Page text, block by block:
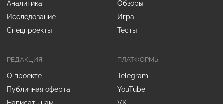
РЕДАКЦИЯ
О проекте
Публичная оферта
Аналитика
Обзоры
Исследование
Игра
Спецпроекты
Тесты
ПЛАТФОРМЫ
Telegram
YouTube